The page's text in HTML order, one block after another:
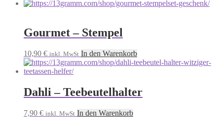
Gourmet – Stempel
10,90 € inkl. MwSt In den Warenkorb
Dahli – Teebeutelhalter
7,90 € inkl. MwSt In den Warenkorb